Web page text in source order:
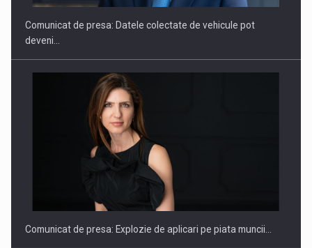
Hard Enduro Piatra Craiului 2026, fueled by benzinariile RO…
Comunicat de presa: Datele colectate de vehicule pot
deveni…
Comunicat de presa: Explozie de aplicari pe piata muncii…